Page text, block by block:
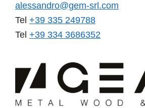
alessandro@gem-srl.com
Tel +39 335 249788
Tel +39 334 3686352